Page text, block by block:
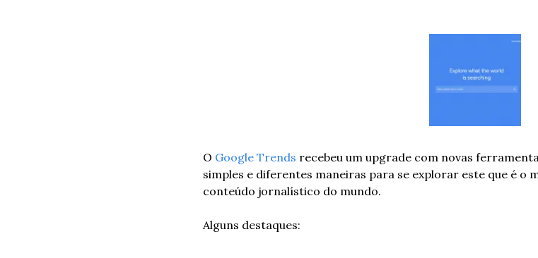
O Google Trends recebeu um upgrade com novas
simples e diferentes maneiras para se explorar este que é o
conteúdo jornalístico do mundo.
Alguns destaques: